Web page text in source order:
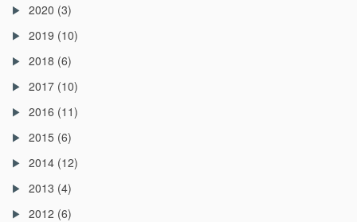
2020 (3)
2019 (10)
2018 (6)
2017 (10)
2016 (11)
2015 (6)
2014 (12)
2013 (4)
2012 (6)